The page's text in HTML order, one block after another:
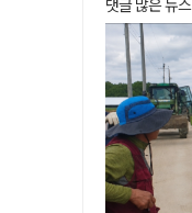
댓글 많은 뉴스